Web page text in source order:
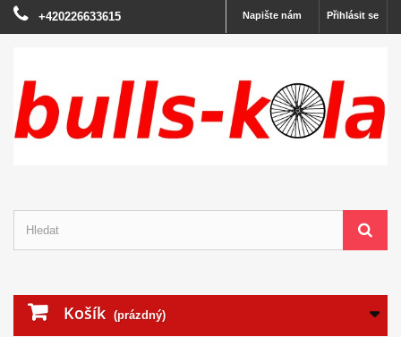
Přihlásit se
Napište nám
+420226633615
Košík (prázdný)